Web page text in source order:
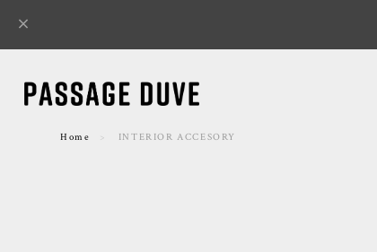
Home INTERIOR ACCESORY